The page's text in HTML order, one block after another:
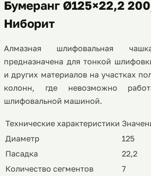
Бумеранг Ø125×22,2
Ниборит
Алмазная шлифовальная
предназначена для тонкой
и других материалов на участках
колонн, где невозможно
шлифовальной машиной.
Технические характеристики
Диаметр
125
Пасадка
22,2
Количество сегментов
7